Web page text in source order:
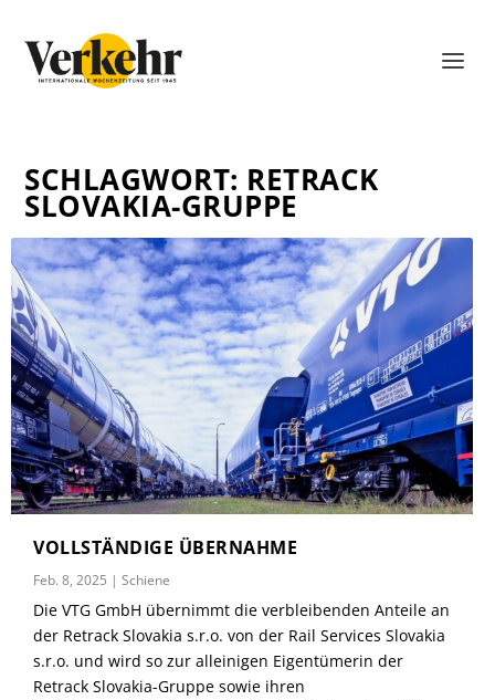
SCHLAGWORT: RETRACK
SLOVAKIA-GRUPPE
VOLLSTÄNDIGE ÜBERNAHME
Feb. 8, 2025 |Schiene
Die VTG GmbH übernimmt die verbleibenden Anteile an
der Retrack Slovakia s.r.o. von der Rail Services Slovakia
s.r.o. und wird so zur alleinigen Eigentümerin der
Retrack Slovakia-Gruppe sowie ihren